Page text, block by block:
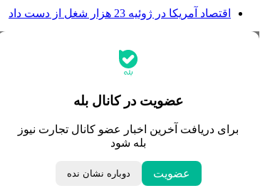
اقتصاد آمریکا در ژوئیه 23 هزار شغل از دست داد
عضویت در کانال بله
برای دریافت آخرین اخبار عضو کانال تجارت نیوز
بله شود
عضویت دوباره نشان نده
جدیدترین قیمت‌ها
قیمت یورو
ابزار تبدیل نرخ ارز
لحظه تحویل سال